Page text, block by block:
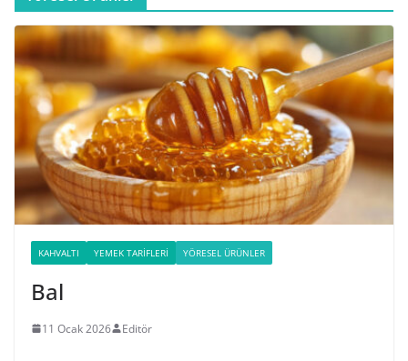
KAHVALTI YEMEK TARIFLERI YÖRESEL ÜRÜNLER
Bal
11 Ocak 2026 Editör